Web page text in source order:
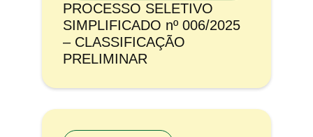
PROCESSO SELETIVO
SIMPLIFICADO nº 006/2025
– CLASSIFICAÇÃO
PRELIMINAR